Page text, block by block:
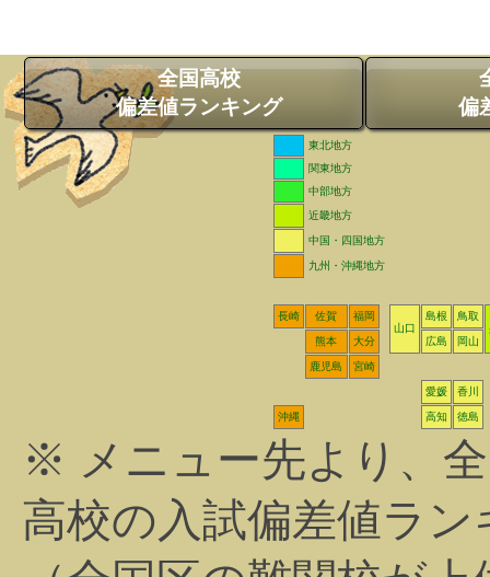
全国高校
偏差値ランキング
偏
東北地方
関東地方
中部地方
近畿地方
中国・四国地方
九州・沖縄地方
長崎 佐賀
福岡
山口
島根
鳥取
熊本
大分 広島 岡山
鹿児島 宮崎
愛媛 香川
沖縄 高知 徳島
※ メニュー先より、
高校の入試偏差値ラ